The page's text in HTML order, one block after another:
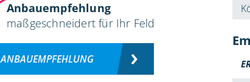
Anbauempfehlung
maßgeschneidert für Ihr Feld
ANBAUEMPFEHLUNG